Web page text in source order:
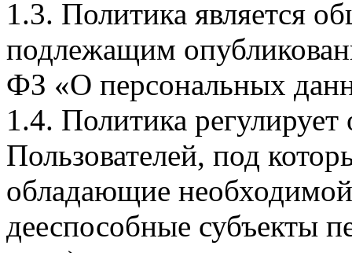
1.3. Политика является
подлежащим
ФЗ «О персональных
1.4. Политика
Пользователей, под
обладающие
дееспособные субъекты